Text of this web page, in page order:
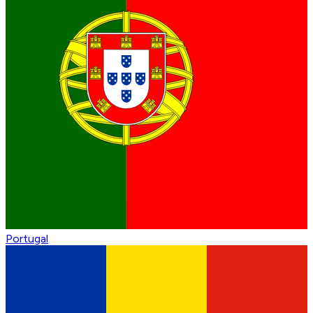
Portugal